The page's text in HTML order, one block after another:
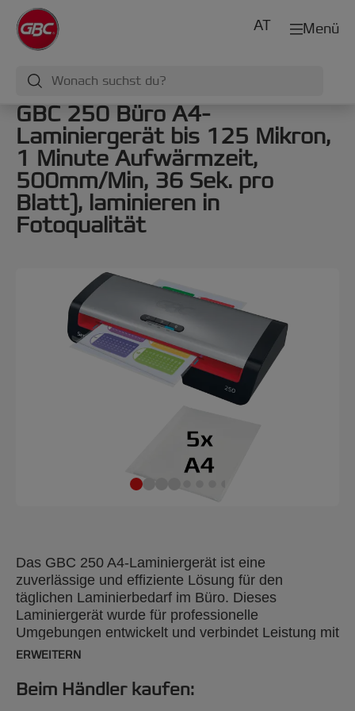
Menü
AT
GBC 250 Büro A4-
Laminiergerät bis 125 Mikron,
1 Minute Aufwärmzeit,
500mm/Min, 36 Sek. pro
Blatt), laminieren in
Fotoqualität
Das GBC 250 A4-Laminiergerät ist eine
zuverlässige und effiziente Lösung für den
täglichen Laminierbedarf im Büro. Dieses
Laminiergerät wurde für professionelle
Umgebungen entwickelt und verbindet Leistung mit
Benutzerfreundlichkeit. Mit einer schnellen
Micron-A4-Blatt in nur 36 Sekunden und ist damit
ERWEITERN
Beim Händler kaufen: